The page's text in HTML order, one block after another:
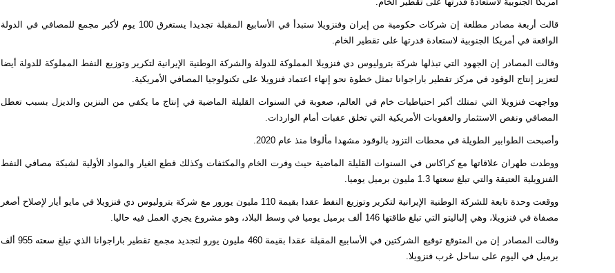
قالت أربعة مصادر مطلعة إن شركات حكومية من إيران وفنزويلا ستبدأ في الأسابيع المقبلة تجديدا يستغرق 100 يوم لأكبر مجمع للمصافي في الدولة
الواقعة في أمريكا الجنوبية لاستعادة قدرتها على تقطير الخام.
وقالت المصادر إن الجهود التي تبذلها شركة بتروليوس دي فنزويلا المملوكة للدولة والشركة الوطنية الإيرانية لتكرير وتوزيع النفط المملوكة للدولة أيضا
لتعزيز إنتاج الوقود في مركز تقطير باراجوانا تمثل خطوة نحو إنهاء اعتماد فنزويلا على تكنولوجيا المصافي الأمريكية.
وواجهت فنزويلا التي تمتلك أكبر احتياطيات خام في العالم، صعوبة في السنوات القليلة الماضية في إنتاج ما يكفي من البنزين والديزل بسبب تعطل
المصافي ونقص الاستثمار والعقوبات الأمريكية التي تخلق عقبات أمام الواردات.
وأصبحت الطوابير الطويلة في محطات التزود بالوقود مشهدا مألوفا منذ عام 2020.
ووطدت طهران علاقاتها مع كراكاس في السنوات القليلة الماضية حيث وفرت الخام والمكثفات وكذلك قطع الغيار والمواد الأولية لشبكة مصافي النفط
الفنزويلية العتيقة والتي تبلغ سعتها 1.3 مليون برميل يوميا.
ووقعت وحدة تابعة للشركة الوطنية الإيرانية لتكرير وتوزيع النفط عقدا بقيمة 110 مليون يورور مع شركة بتروليوس دي فنزويلا في مايو أيار لإصلاح أصغر
مصفاة في فنزويلا، وهي إلباليتو التي تبلغ طاقتها 146 ألف برميل يوميا في وسط البلاد، وهو مشروع يجري العمل فيه حاليا.
وقالت المصادر إن من المتوقع توقيع الشركتين في الأسابيع المقبلة عقدا بقيمة 460 مليون يورو لتجديد مجمع تقطير باراجوانا الذي تبلغ سعته 955 ألف
برميل في اليوم على ساحل غرب فنزويلا.